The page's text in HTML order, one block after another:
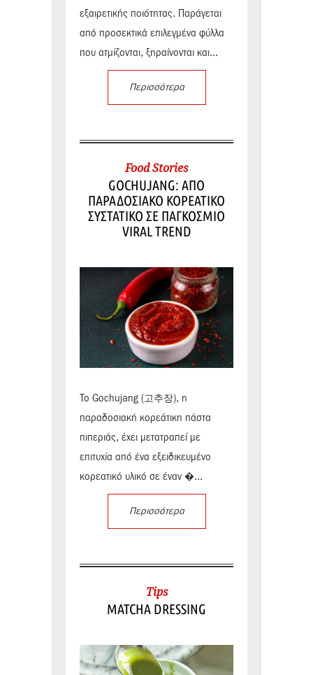
εξαιρετικής ποιότητας. Παράγεται
από προσεκτικά επιλεγμένα φύλλα
που ατμίζονται, ξηραίνονται και...
Περισσότερα
Food Stories
GOCHUJANG: ΑΠΟ
ΠΑΡΑΔΟΣΙΑΚΟ ΚΟΡΕΑΤΙΚΟ
ΣΥΣΤΑΤΙΚΟ ΣΕ ΠΑΓΚΟΣΜΙΟ
VIRAL TREND
Το Gochujang (고추장), η
παραδοσιακή κορεάτικη πάστα
πιπεριάς, έχει μετατραπεί με
επιτυχία από ένα εξειδικευμένο
κορεατικό υλικό σε έναν �...
Περισσότερα
Tips
MATCHA DRESSING